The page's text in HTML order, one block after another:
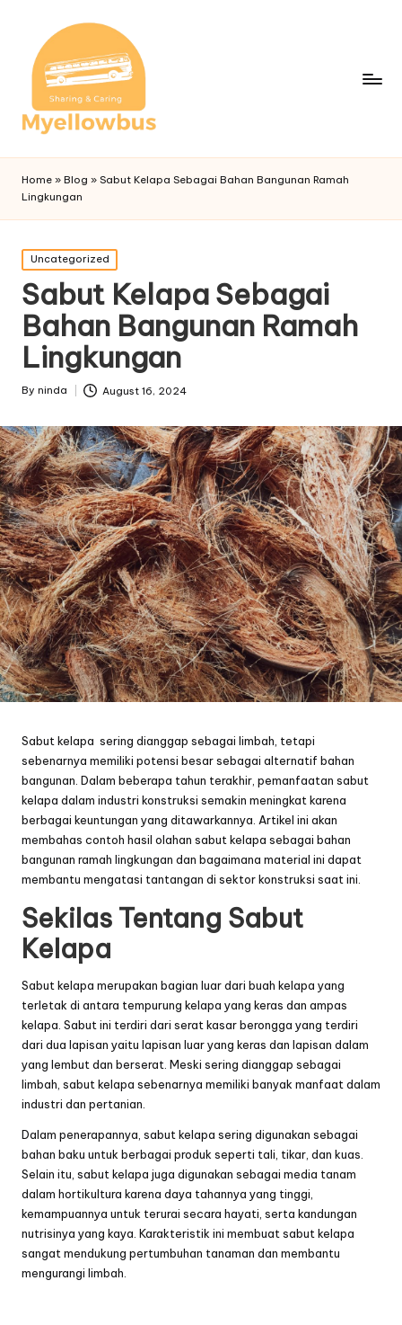
Home » Blog » Sabut Kelapa Sebagai Bahan Bangunan Ramah
Lingkungan
Posted
in
Uncategorized
Sabut Kelapa Sebagai
Bahan Bangunan Ramah
Lingkungan
Posted
By ninda August 16, 2024
Sabut kelapa sering dianggap sebagai limbah, tetapi
sebenarnya memiliki potensi besar sebagai alternatif bahan
bangunan. Dalam beberapa tahun terakhir, pemanfaatan sabut
kelapa dalam industri konstruksi semakin meningkat karena
berbagai keuntungan yang ditawarkannya. Artikel ini akan
membahas contoh hasil olahan sabut kelapa sebagai bahan
bangunan ramah lingkungan dan bagaimana material ini dapat
membantu mengatasi tantangan di sektor konstruksi saat ini.
Sekilas Tentang Sabut
Kelapa
Sabut kelapa merupakan bagian luar dari buah kelapa yang
terletak di antara tempurung kelapa yang keras dan ampas
kelapa. Sabut ini terdiri dari serat kasar berongga yang terdiri
dari dua lapisan yaitu lapisan luar yang keras dan lapisan dalam
yang lembut dan berserat. Meski sering dianggap sebagai
limbah, sabut kelapa sebenarnya memiliki banyak manfaat dalam
industri dan pertanian.
Dalam penerapannya, sabut kelapa sering digunakan sebagai
bahan baku untuk berbagai produk seperti tali, tikar, dan kuas.
Selain itu, sabut kelapa juga digunakan sebagai media tanam
dalam hortikultura karena daya tahannya yang tinggi,
kemampuannya untuk terurai secara hayati, serta kandungan
nutrisinya yang kaya. Karakteristik ini membuat sabut kelapa
sangat mendukung pertumbuhan tanaman dan membantu
mengurangi limbah.